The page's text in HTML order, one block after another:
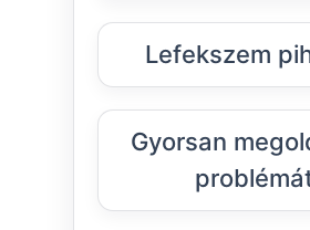
Lefekszem
Gyorsan